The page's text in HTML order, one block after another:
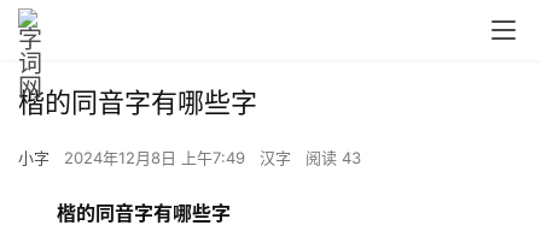
楷的同音字有哪些字
小字 2024年12月8日 上午7:49 汉字 阅读 43
楷的同音字有哪些字